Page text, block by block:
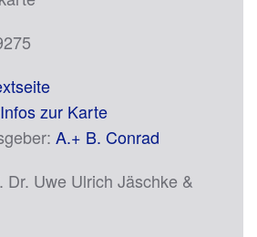
zur Karte
A.+ B. Conrad
Dr. Uwe Ulrich Jäschke &